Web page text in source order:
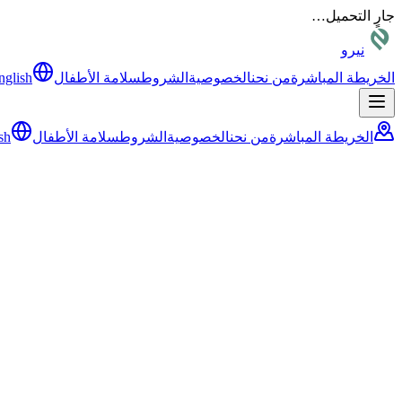
جارٍ التحميل…
نيرو
الخريطة المباشرةمن نحنالخصوصية الشروطسلامة الأطفال
الخريطة المباشرةمن نحنالخصوصية الشروطسلامة الأطفال